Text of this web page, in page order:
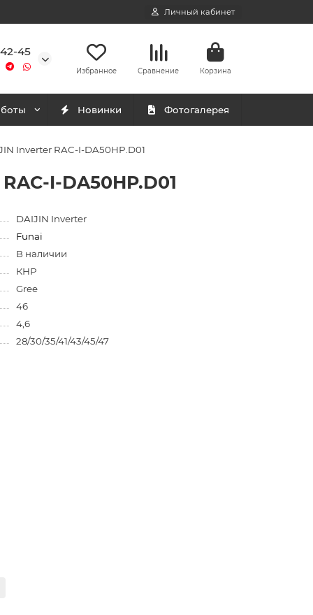
Личный кабинет
45
Избранное Сравнение Корзина
Новинки Фотогалерея
Inverter RAC-I-DA50HP.D01
I-DA50HP.D01
DAIJIN Inverter
Funai
В наличии
КНР
Gree
46
4,6
28/30/35/41/43/45/47